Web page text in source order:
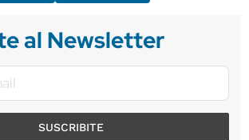
al Newsletter
SUSCRIBITE